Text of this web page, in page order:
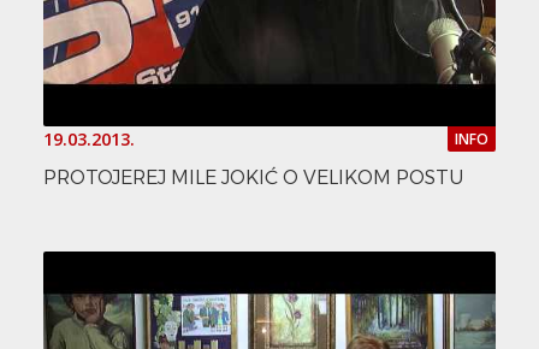
19.03.2013. INFO
PROTOJEREJ MILE JOKIĆ O VELIKOM POSTU